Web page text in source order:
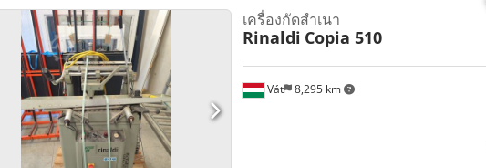
Vát 8,295 km
เครื่องกัดสำเนา
Rinaldi Copia 510